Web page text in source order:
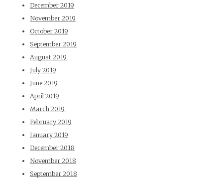
December 2019
November 2019
October 2019
September 2019
August 2019
July 2019
June 2019
April 2019
March 2019
February 2019
January 2019
December 2018
November 2018
September 2018